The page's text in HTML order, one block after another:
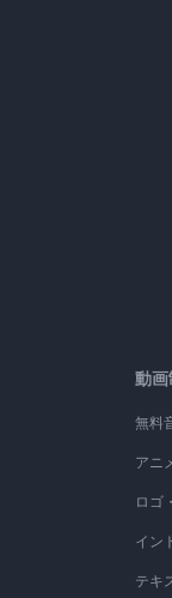
動
無料
アニ
ロゴ
イン
テキ